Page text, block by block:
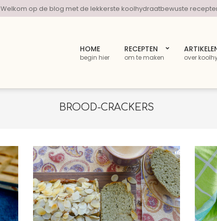
Welkom op de blog met de lekkerste koolhydraatbewuste
HOME
begin hier
RECEPTEN
om te maken over
BROOD-CRACKERS